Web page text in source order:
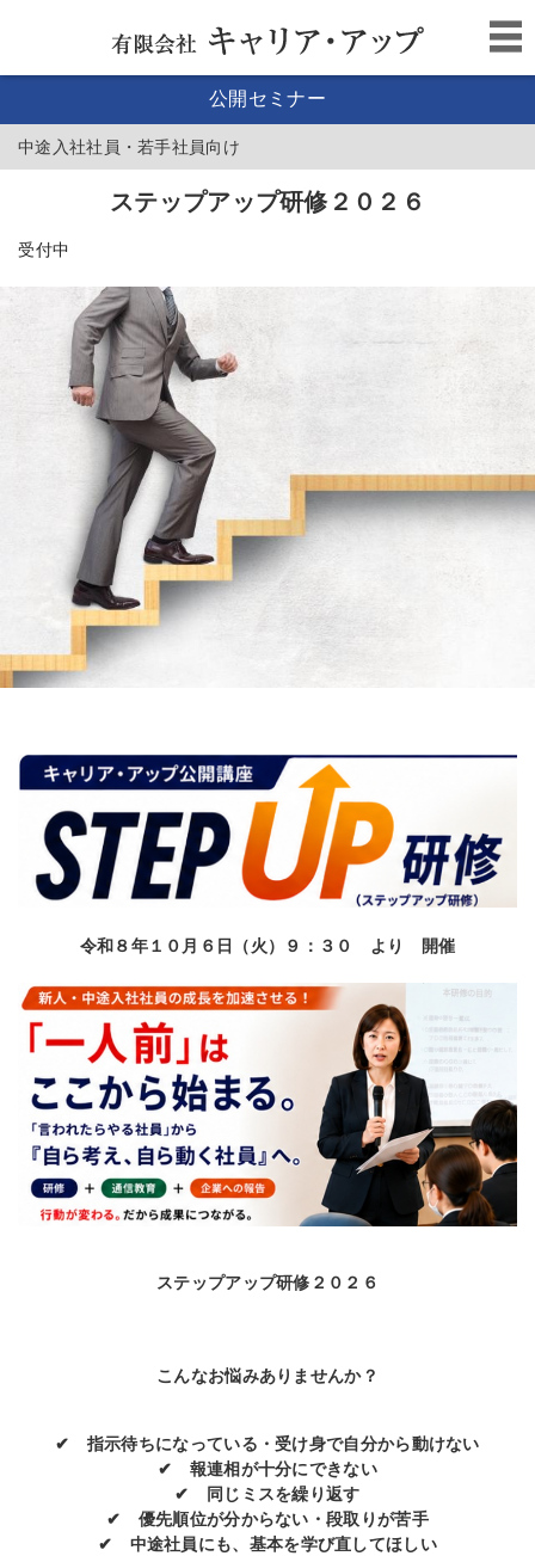
公開セミナー
中途入社社員・若手社員向け
ステップアップ研修２０２６
受付中
令和８年１０月６日（火）９：３０ より 開催
ステップアップ研修２０２６
こんなお悩みありませんか？
✔ 指示待ちになっている・受け身で自分から動けない
✔ 報連相が十分にできない
✔ 同じミスを繰り返す
✔ 優先順位が分からない・段取りが苦手
✔ 中途社員にも、基本を学び直してほしい